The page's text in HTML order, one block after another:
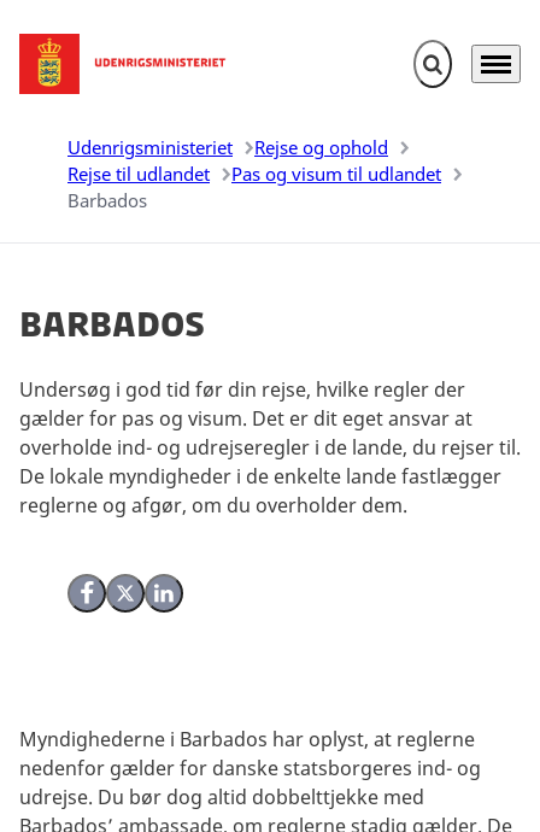
Gå til forsiden Fold søgefelt
Menu
Udenrigsministeriet
Rejse og ophold
Rejse til udlandet
Pas og visum til udlandet
Barbados
Barbados
Del på Facebook
Del på X (Twitter)
Del på LinkedIn
Undersøg i god tid før din rejse, hvilke regler der
gælder for pas og visum. Det er dit eget ansvar at
overholde ind- og udrejseregler i de lande, du rejser til.
De lokale myndigheder i de enkelte lande fastlægger
reglerne og afgør, om du overholder dem.
Myndighederne i Barbados har oplyst, at reglerne
nedenfor gælder for danske statsborgeres ind- og
udrejse. Du bør dog altid dobbelttjekke med
Barbados’ ambassade, om reglerne stadig gælder. De